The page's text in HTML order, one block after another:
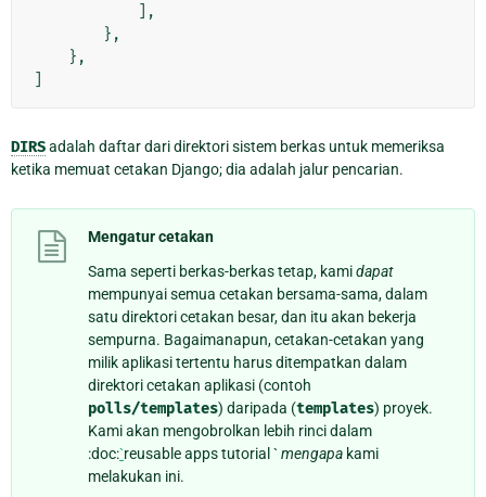
],
},
},
DIRSadalah daftar dari direktori sistem berkas untuk memeriksa
ketika memuat cetakan Django; dia adalah jalur pencarian.
Mengatur cetakan
Sama seperti berkas-berkas tetap, kamidapat
mempunyai semua cetakan bersama-sama, dalam
satu direktori cetakan besar, dan itu akan bekerja
sempurna. Bagaimanapun, cetakan-cetakan yang
milik aplikasi tertentu harus ditempatkan dalam
direktori cetakan aplikasi (contoh
polls/templates) daripada (templates) proyek.
Kami akan mengobrolkan lebih rinci dalam
:doc:`reusable apps tutorial ` mengapa kami
melakukan ini.